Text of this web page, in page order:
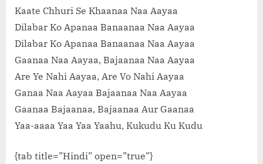
Kaate Chhuri Se Khaanaa Naa Aayaa
Dilabar Ko Apanaa Banaanaa Naa Aayaa
Dilabar Ko Apanaa Banaanaa Naa Aayaa
Gaanaa Naa Aayaa, Bajaanaa Naa Aayaa
Are Ye Nahi Aayaa, Are Vo Nahi Aayaa
Ganaa Naa Aayaa Bajaanaa Naa Aayaa
Gaanaa Bajaanaa, Bajaanaa Aur Gaanaa
Yaa-aaaa Yaa Yaa Yaahu, Kukudu Ku Kudu
{tab title=”Hindi” open=”true”}